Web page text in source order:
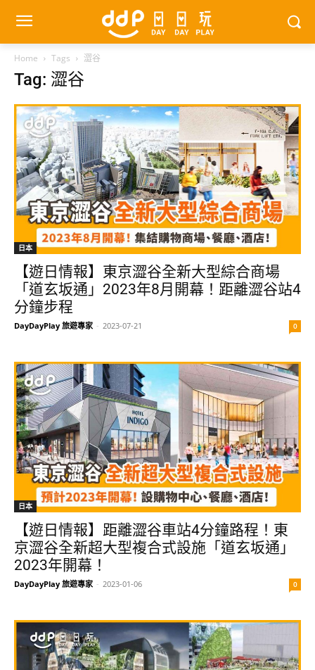
Home Tags 澀谷
Tag: 澀谷
日本
【遊日情報】東京澀谷全新大型綜合商場
「道玄坂通」2023年8月開幕！距離澀谷站4
分鐘步程
DayDayPlay 旅遊專家 - 2023-07-21 0
日本
【遊日情報】距離澀谷車站4分鐘路程！東
京澀谷全新超大型複合式設施「道玄坂通」
2023年開幕！
DayDayPlay 旅遊專家 - 2023-01-06 0